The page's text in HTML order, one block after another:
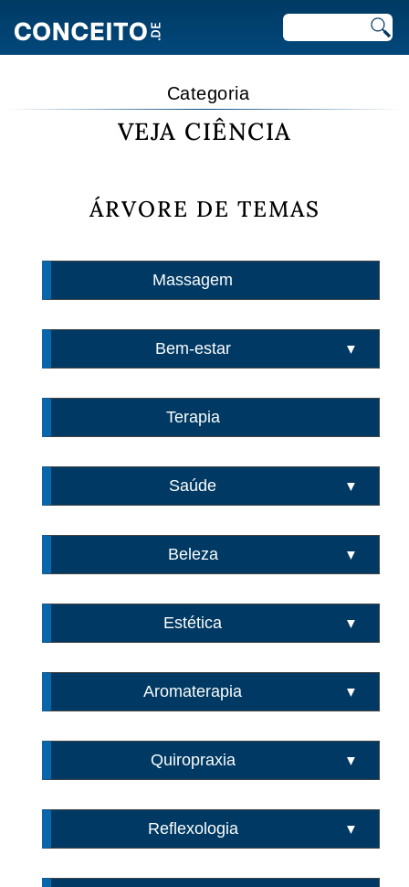
Categoria
VEJA CIÊNCIA
ÁRVORE DE TEMAS
Massagem
Bem-estar ▼
Terapia
Saúde ▼
Beleza ▼
Estética ▼
Aromaterapia ▼
Quiropraxia ▼
Reflexologia ▼